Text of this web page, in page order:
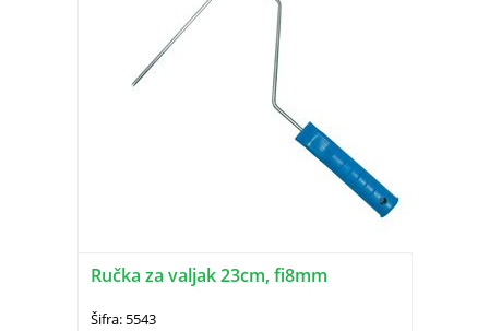
Ručka za valjak 23cm, fi8mm
Šifra: 5543